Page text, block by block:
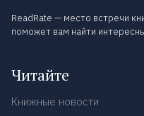
ReadRate — место встречи
поможет вам найти
Читайте
Книжные новости